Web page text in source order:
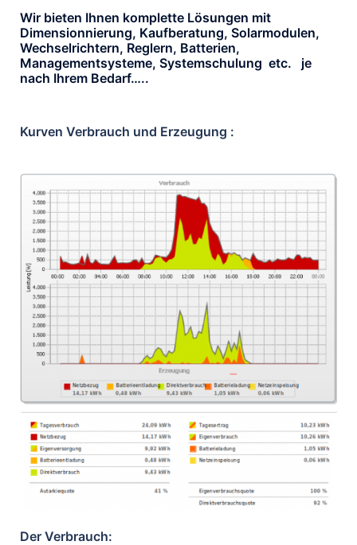
Wir bieten Ihnen komplette Lösungen mit
Dimensionnierung, Kaufberatung, Solarmodulen,
Wechselrichtern, Reglern, Batterien,
Managementsysteme, Systemschulung etc. je
nach Ihrem Bedarf…..
Kurven Verbrauch und Erzeugung :
Der Verbrauch: